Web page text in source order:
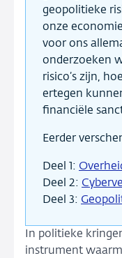
geopolitieke
onze
voor ons
onderzoeken
risico’s zijn,
ertegen
financiële
Eerder
Deel 1:
Deel 2:
Deel 3:
In politieke
instrument